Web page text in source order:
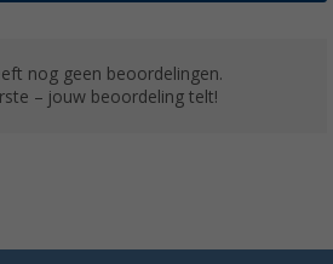
nog geen beoordelingen.
– jouw beoordeling telt!